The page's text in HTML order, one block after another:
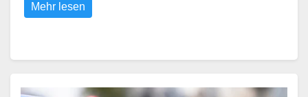
Mehr lesen